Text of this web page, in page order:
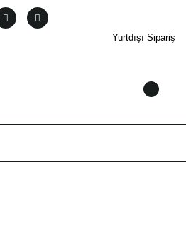
Yurtdışı Sipariş